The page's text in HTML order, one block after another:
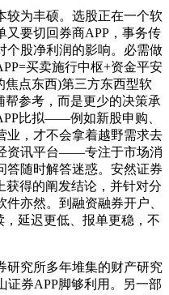
为丰硕。选股正在一个软
又要切回券商APP，事务传
个股净利润的影响。必需做
买卖施行中枢+资金平安
焦点东西)第三方东西型软
帮参考，而是更少的决策承
比拟——例如新股申购、
业，才不会拿着越野需求去
资讯平台——专注于市场消
答随时解答迷惑。安然证券
获得的阐发结论，并针对分
亦然。到融资融券开户、
延迟更低、报单更稳，不
究所多年堆集的财产研究
证券APP脚够利用。另一部